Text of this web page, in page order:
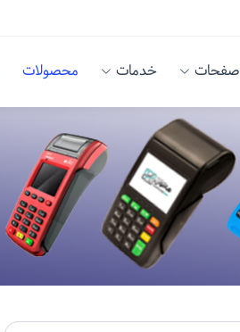
صفحات خدمات محصولات